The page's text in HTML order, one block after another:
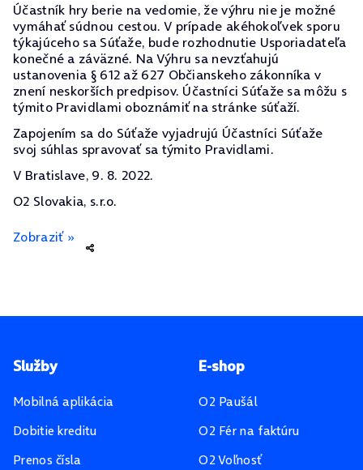
Účastník hry berie na vedomie, že výhru nie je možné
vymáhať súdnou cestou. V prípade akéhokoľvek sporu
týkajúceho sa Súťaže, bude rozhodnutie Usporiadateľa
konečné a záväzné. Na Výhru sa nevzťahujú
ustanovenia § 612 až 627 Občianskeho zákonníka v
znení neskorších predpisov. Účastníci Súťaže sa môžu s
týmito Pravidlami oboznámiť na stránke súťaží.
Zapojením sa do Súťaže vyjadrujú Účastníci Súťaže
svoj súhlas spravovať sa týmito Pravidlami.
V Bratislave, 9. 8. 2022.
O2 Slovakia, s.r.o.
Zobraziť »
Pätička stránky
Služby
Mobilná aplikácia
Dobitie kreditu
Prenos čísla
E-shop
O2 Paušál
O2 Fér na faktúru
O2 Voľnosť